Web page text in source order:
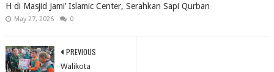
H di Masjid Jami’ Islamic Center, Serahkan Sapi Qurban
May 27, 2026 0
PREVIOUS
Walikota